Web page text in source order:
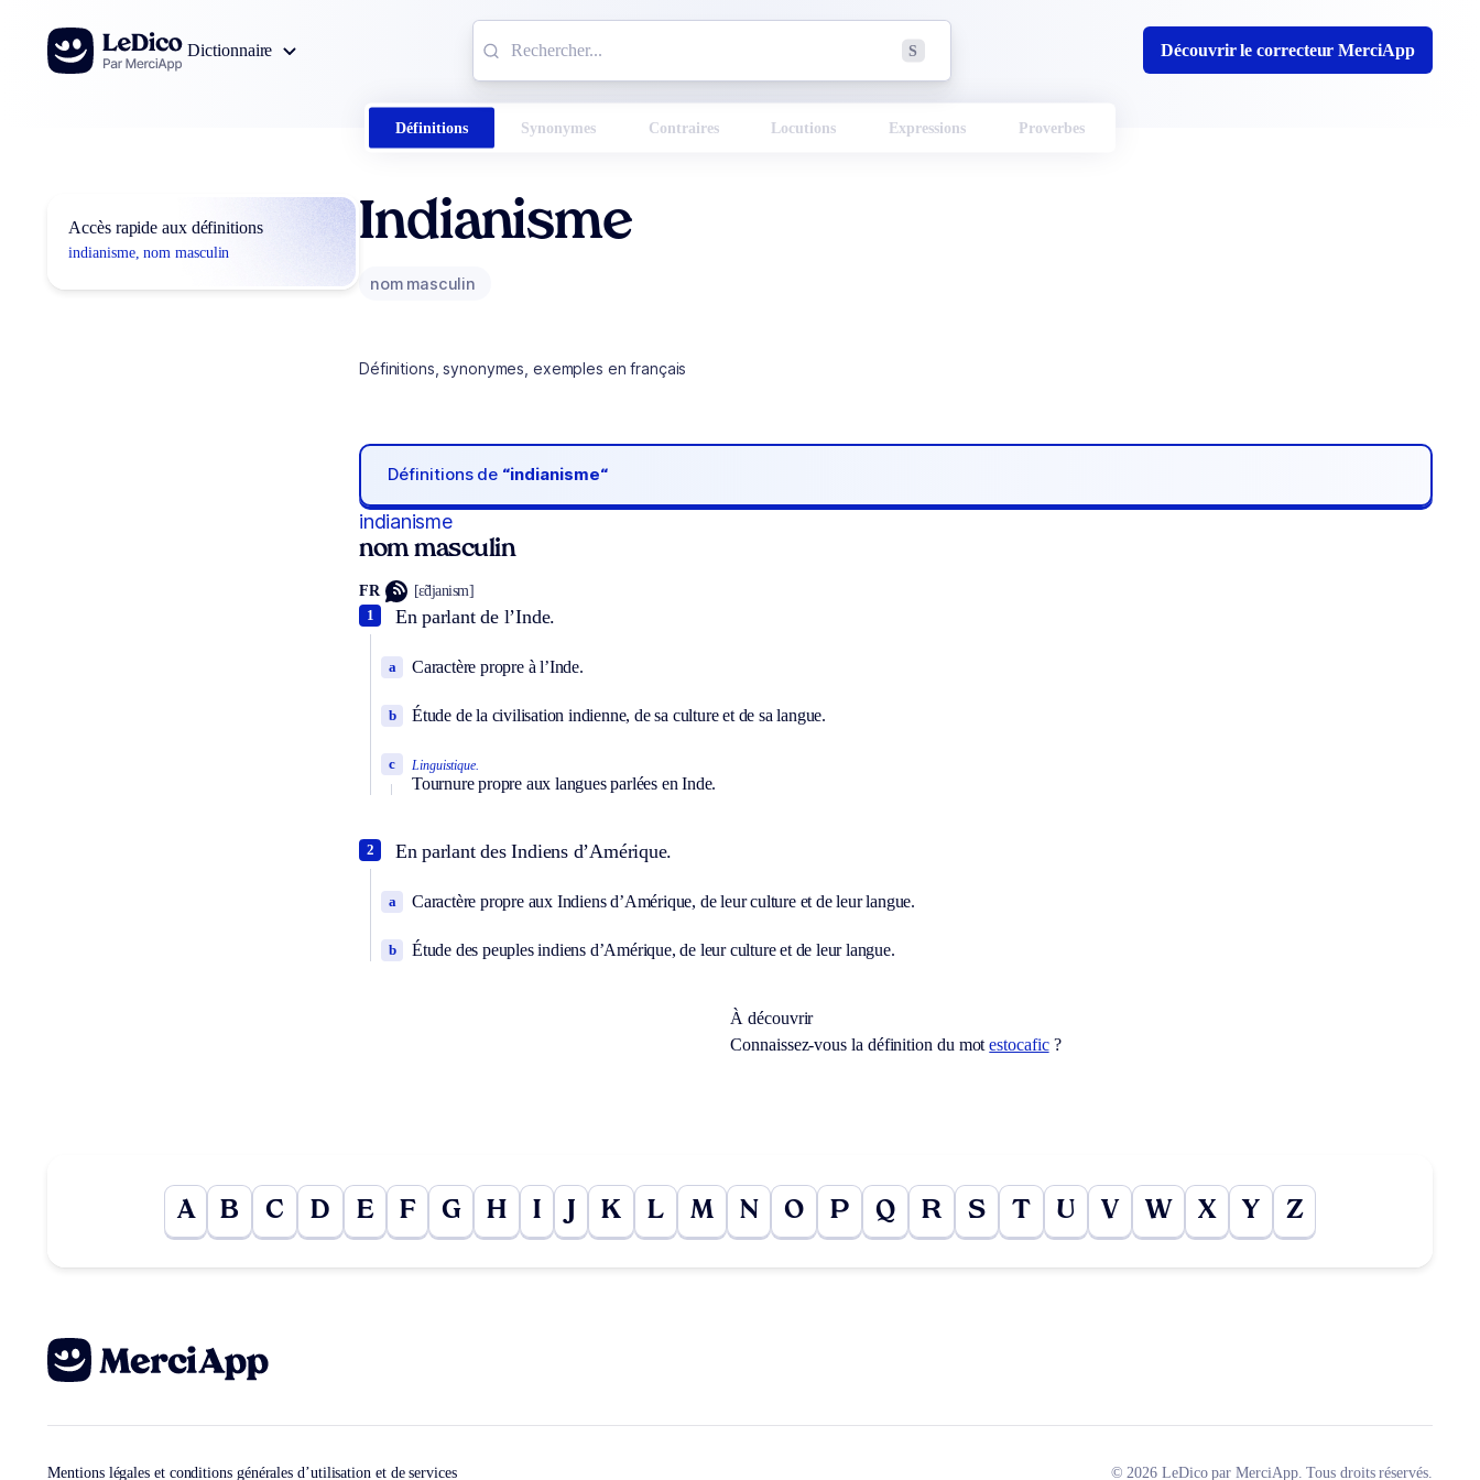
Aller au contenu
Dictionnaire
S Découvrir le correcteur MerciApp
Définitions Synonymes Contraires Locutions Expressions Proverbes
Accès rapide aux définitions
indianisme, nom masculin
Indianisme
nom masculin
Définitions, synonymes, exemples en français
Définitions de “indianisme“
indianisme
nom masculin
FR [ɛ̃djanism]
En parlant de l’Inde.
1
Caractère propre à l’Inde.
a
Étude de la civilisation indienne, de sa culture et de sa langue.
b
Linguistique.
Tournure propre aux langues parlées en Inde.
c
En parlant des Indiens d’Amérique.
2
Caractère propre aux Indiens d’Amérique, de leur culture et de leur langue.
a
Étude des peuples indiens d’Amérique, de leur culture et de leur langue.
b
À découvrir
Connaissez-vous la définition du motestocafic?
A B C D E F G H I K L M N O P Q R S T U V W X Y Z
Mentions légales et conditions générales d’utilisation et de services © 2026 LeDico par MerciApp. Tous droits réservés.